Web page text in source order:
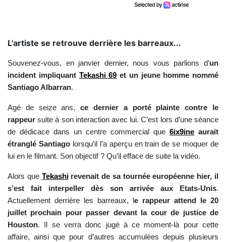
L'artiste se retrouve derrière les barreaux...
Souvenez-vous, en janvier dernier, nous vous parlions d’un
incident impliquant Tekashi 69 et un jeune homme nommé
Santiago Albarran.
Agé de seize ans,ce dernier a porté plainte contre le
rappeur suite à son interaction avec lui. C’est lors d’une séance
de dédicace dans un centre commercial que 6ix9ine aurait
étranglé Santiagolorsqu’il l’a aperçu en train de se moquer de
lui en le filmant. Son objectif ? Qu’il efface de suite la vidéo.
Alors que Tekashirevenait de sa tournée européenne hier, il
s’est fait interpeller dès son arrivée aux Etats-Unis.
Actuellement derrière les barreaux, l e rappeur attend le 20
juillet prochain pour passer devant la cour de justice de
Houston. Il se verra donc jugé à ce moment-là pour cette
affaire, ainsi que pour d’autres accumulées depuis plusieurs